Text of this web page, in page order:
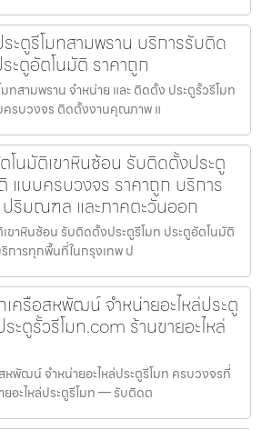
ะตูรีโมทสามพราน บริการรับติด
ะตูอัตโนมัติ ราคาถูก
ทสามพราน จำหน่าย และ ติดตั้ง ประตูรั้วรีโมท
ครบวงจร ติดตั้งงานคุณภาพ แ
โนมัติเขาหินซ้อน รับติดตั้งประตู
แบบครบวงจร ราคาถูก บริการ
ริมณฑล และภาคตะวันออก
ขาหินซ้อน รับติดตั้งประตูรีโมท ประตูอัตโนมัติ
การทุกพื้นที่ในกรุงเทพ ป
ครือสหพัฒน์ จำหน่ายอะไหล่ประตู
ะตูรั้วรีโมท.com ร้านขายอะไหล่
พัฒน์ จำหน่ายอะไหล่ประตูรีโมท ครบวงจรที่
ยอะไหล่ประตูรีโมท — รับติดต